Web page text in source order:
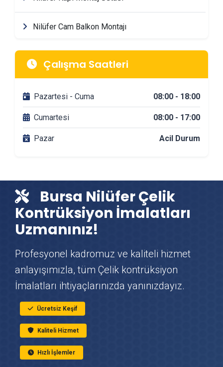
Nilüfer Cam Balkon Montajı
Nilüfer Banyo Tadilatı
Nilüfer DuşaKabin Montajı
Nilüfer Vinç Kiralama
Nilüfer Mutfak Tadilatı
Nilüfer Çatı Ustası
Nilüfer Fayans & Seramik Ustası
Nilüfer Prefabrik Ev Yapımı
Nilüfer Ahşap Ev Yapımı
Çalışma Saatleri
Pazartesi - Cuma 08:00 - 18:00
Cumartesi 08:00 - 17:00
Pazar Acil Durum
Bursa Nilüfer Çelik
Kontrüksiyon İmalatları
Uzmanınız!
Profesyonel kadromuz ve kaliteli hizmet
anlayışımızla, tüm Çelik kontrüksiyon
İmalatları ihtiyaçlarınızda yanınızdayız.
Ücretsiz Keşif
Kaliteli Hizmet
Hızlı İşlemler